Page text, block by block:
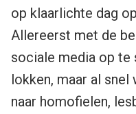
op klaarlichte dag
Allereerst met de
sociale media op te
lokken, maar al
naar homofielen,